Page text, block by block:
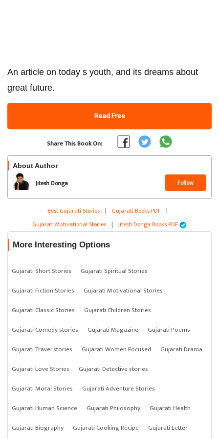
An article on today s youth, and its dreams about
great future.
Read Free
Share This Book On:
About Author
Jitesh Donga Follow
Best Gujarati Stories | Gujarati Books PDF |
Gujarati Motivational Stories | Jitesh Donga Books PDF
More Interesting Options
Gujarati Short Stories
Gujarati Spiritual Stories
Gujarati Fiction Stories
Gujarati Motivational Stories
Gujarati Classic Stories
Gujarati Children Stories
Gujarati Comedy stories
Gujarati Magazine
Gujarati Poems
Gujarati Travel stories
Gujarati Women Focused
Gujarati Drama
Gujarati Love Stories
Gujarati Detective stories
Gujarati Moral Stories
Gujarati Adventure Stories
Gujarati Human Science
Gujarati Philosophy
Gujarati Health
Gujarati Biography
Gujarati Cooking Recipe Gujarati Letter